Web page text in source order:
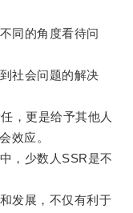
同的角度看待问
社会问题的解决
，更是给予其他人
效应。
，少数人SSR是不
发展，不仅有利于